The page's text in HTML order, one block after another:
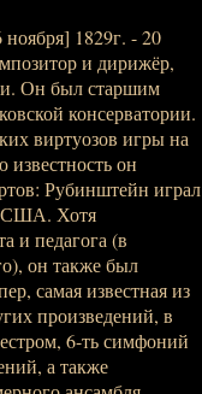
1829г. - 20
и дирижёр,
Он был старшим
консерватории.
виртуозов игры на
он
Рубинштейн играл
США. Хотя
и педагога (в
он также был
самая известная из
произведений, в
6-ть симфоний
а также